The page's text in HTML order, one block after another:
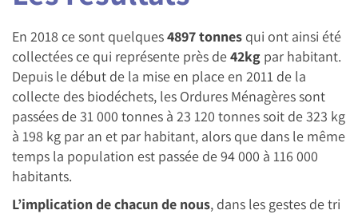
En 2018 ce sont quelques4897 tonnes qui ont ainsi été
collectées ce qui représente près de42kg par habitant.
Depuis le début de la mise en place en 2011 de la
collecte des biodéchets, les Ordures Ménagères sont
passées de 31 000 tonnes à 23 120 tonnes soit de 323 kg
à 198 kg par an et par habitant, alors que dans le même
temps la population est passée de 94 000 à 116 000
habitants.
L’implication de chacun de nous, dans les gestes de tri